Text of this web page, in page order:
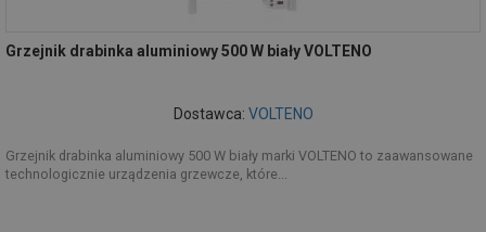
Grzejnik drabinka aluminiowy 500 W biały VOLTENO
Dostawca: VOLTENO
Grzejnik drabinka aluminiowy 500 W biały marki VOLTENO to zaawansowane
technologicznie urządzenia grzewcze, które...